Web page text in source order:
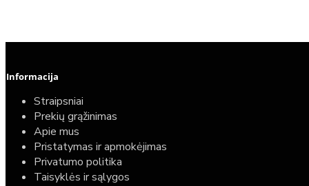
Informacija
Straipsniai
Prekių grąžinimas
Apie mus
Pristatymas ir apmokėjimas
Privatumo politika
Taisyklės ir sąlygos